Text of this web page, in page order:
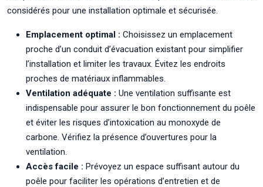
considérés pour une installation optimale et sécurisée.
Emplacement optimal : Choisissez un emplacement
proche d’un conduit d’évacuation existant pour simplifier
l’installation et limiter les travaux. Évitez les endroits
proches de matériaux inflammables.
Ventilation adéquate : Une ventilation suffisante est
indispensable pour assurer le bon fonctionnement du poêle
et éviter les risques d’intoxication au monoxyde de
carbone. Vérifiez la présence d’ouvertures pour la
ventilation.
Accès facile : Prévoyez un espace suffisant autour du
poêle pour faciliter les opérations d’entretien et de